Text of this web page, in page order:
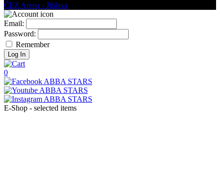
ČEZ Arena - Jihlava
Email:
Password:
Remember
0
E-Shop - selected items